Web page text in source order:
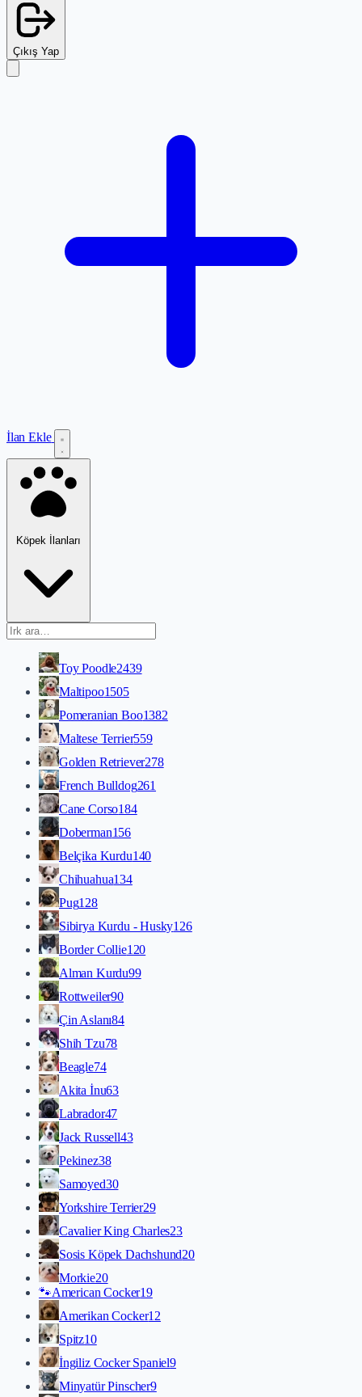
Çıkış Yap
İlan Ekle
Köpek İlanları
Toy Poodle2439
Maltipoo1505
Pomeranian Boo1382
Maltese Terrier559
Golden Retriever278
French Bulldog261
Cane Corso184
Doberman156
Belçika Kurdu140
Chihuahua134
Pug128
Sibirya Kurdu - Husky126
Border Collie120
Alman Kurdu99
Rottweiler90
Çin Aslanı84
Shih Tzu78
Beagle74
Akita İnu63
Labrador47
Jack Russell43
Pekinez38
Samoyed30
Yorkshire Terrier29
Cavalier King Charles23
Sosis Köpek Dachshund20
Morkie20
🐾American Cocker19
Amerikan Cocker12
Spitz10
İngiliz Cocker Spaniel9
Minyatür Pinscher9